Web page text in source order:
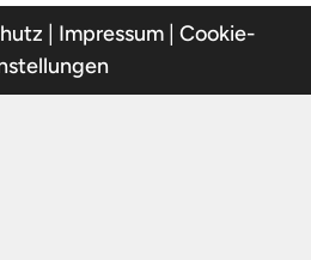
Impressum| Cookie-